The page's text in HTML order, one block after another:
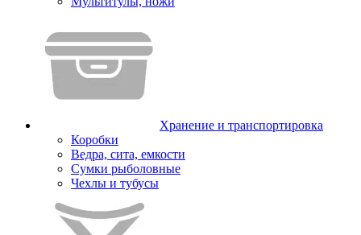
Хранение и транспортировка
Коробки
Ведра, сита, емкости
Сумки рыболовные
Чехлы и тубусы